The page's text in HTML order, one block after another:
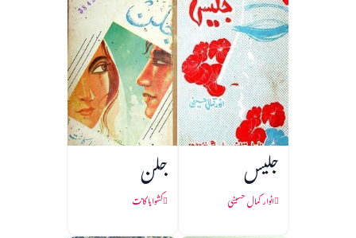
جلیس
انوار کمال حسینی
جلن
کشواہا کانت